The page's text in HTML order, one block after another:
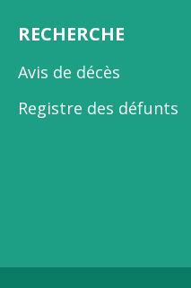
RECHERCHE
Avis de décès
Registre des défunts